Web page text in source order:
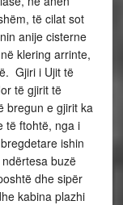
të cilat sot
anije cisterne
klering arrinte,
Gjiri i Ujit të
të gjirit të
bregun e gjirit ka
të ftohtë, nga i
ishin
buzë
dhe sipër
kabina plazhi